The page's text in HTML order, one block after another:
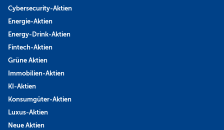
Cybersecurity-Aktien
Energie-Aktien
Energy-Drink-Aktien
Fintech-Aktien
Grüne Aktien
Immobilien-Aktien
KI-Aktien
Konsumgüter-Aktien
Luxus-Aktien
Neue Aktien